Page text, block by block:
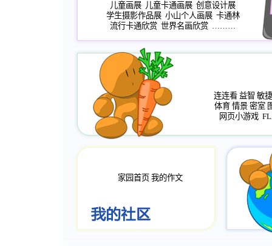
儿童画展 儿童卡通画展 创意设计展
学生摄影作品展 小山个人画展 卡通林
流行卡通欣赏 世界名画欣赏 ………
连连看 益智 敏捷
体育 情景 密室
网页小游戏
家园首页 我的作文